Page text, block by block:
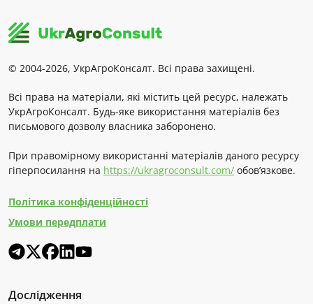
© 2004-2026, УкрАгроКонсалт. Всі права захищені.
Всі права на матеріали, які містить цей ресурс, належать
УкрАгроКонсалт. Будь-яке використання матеріалів без
письмового дозволу власника заборонено.
При правомірному використанні матеріалів даного ресурсу
гіперпосилання на https://ukragroconsult.com/ обов’язкове.
Політика конфіденційності
Умови передплати
Дослідження